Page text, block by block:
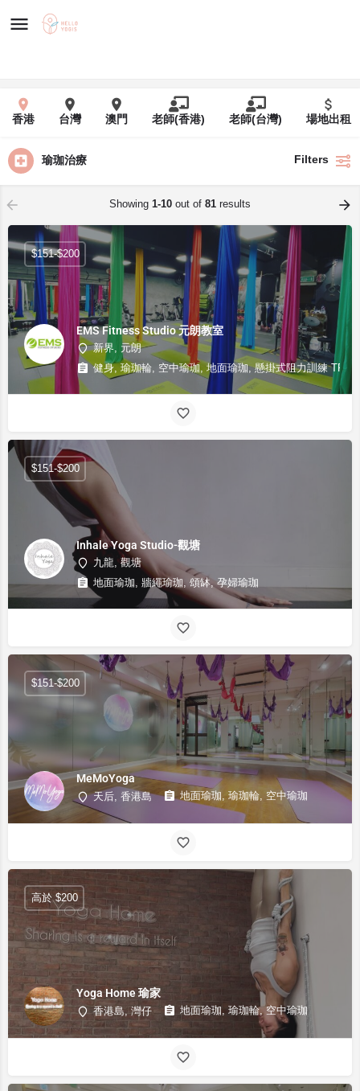
香港 台灣 澳門 老師(香港) 老師(台灣) 場地出租
瑜珈治療 Filters
Showing 1-10 out of 81 results
EMS Fitness Studio 元朗教室
新界, 元朗
健身, 瑜珈輪, 空中瑜珈, 地面瑜珈, 懸掛式阻力訓練 TRX
$151-$200
Inhale Yoga Studio-觀塘
九龍, 觀塘
地面瑜珈, 牆繩瑜珈, 頌缽, 孕婦瑜珈
$151-$200
MeMoYoga
天后, 香港島 地面瑜珈, 瑜珈輪, 空中瑜珈
$151-$200
Yoga Home 瑜家
香港島, 灣仔 地面瑜珈, 瑜珈輪, 空中瑜珈
高於 $200